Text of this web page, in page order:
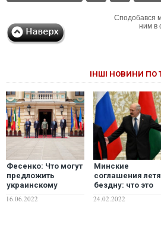
Сподобався
ним в
ІНШІ НОВИНИ ПО
Фесенко: Что могут
предложить
украинскому
европейских
16.06.2022
Минские
соглашения
бездну: что это
Украины — BBC
24.02.2022